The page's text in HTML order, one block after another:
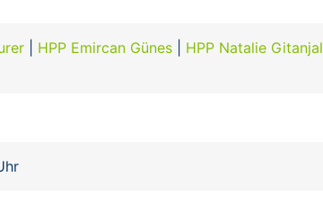
HPP Emircan Günes HPP Natalie